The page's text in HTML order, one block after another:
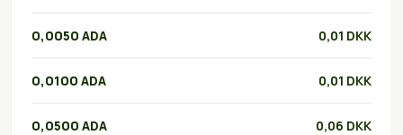
0,0050 ADA 0,01 DKK
0,0100 ADA 0,01 DKK
0,0500 ADA 0,06 DKK